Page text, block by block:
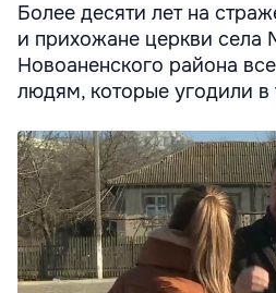
Более десяти лет на
и прихожане церкви села
Новоаненского района
людям, которые угодили